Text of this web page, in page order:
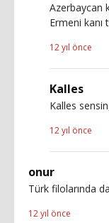
Azerbaycan
Ermeni kanı
12 yıl önce
Kalles
Kalles
12 yıl önce
onur
Türk filolarında
12 yıl önce